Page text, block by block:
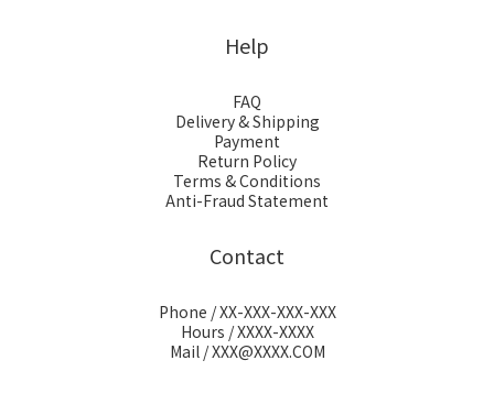
Help
FAQ
Delivery & Shipping
Payment
Return Policy
Terms & Conditions
Anti-Fraud Statement
Contact
Phone / XX-XXX-XXX-XXX
Hours / XXXX-XXXX
Mail / XXX@XXXX.COM